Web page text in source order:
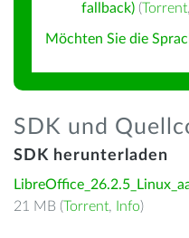
fallback) (Torrent,
Möchten Sie die
SDK und
SDK herunterladen
21 MB (Torrent, Info)